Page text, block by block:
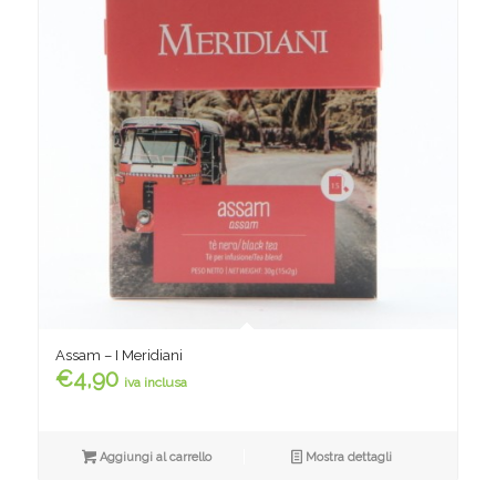
Assam – I Meridiani
€4,90 iva inclusa
Aggiungi al carrello Mostra dettagli